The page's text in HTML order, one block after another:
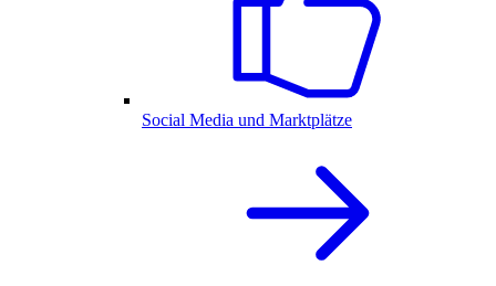
Social Media und Marktplätze